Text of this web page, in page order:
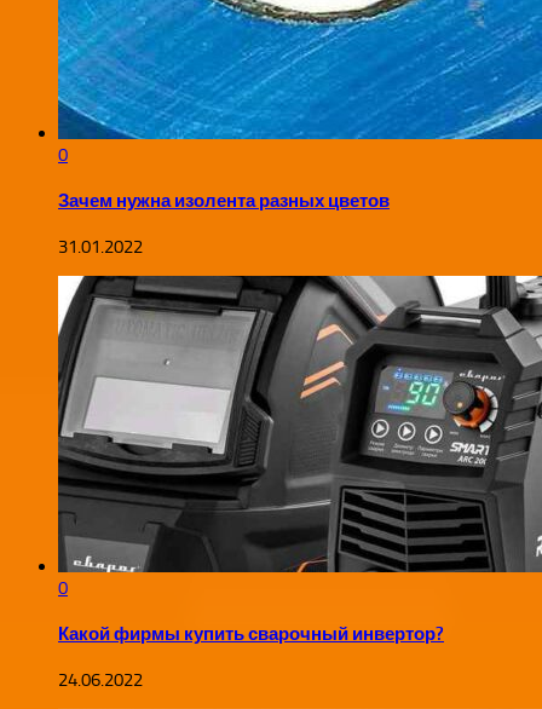
0
Зачем нужна изолента разных цветов
31.01.2022
0
Какой фирмы купить сварочный инвертор?
24.06.2022